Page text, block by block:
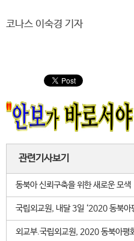
코나스 이숙경 기자
관련기사보기
동북아 신뢰구축을 위한 새로운 모색
국립외교원, 내달 3일 ‘2020 동북아
외교부.국립외교원, 2020 동북아평